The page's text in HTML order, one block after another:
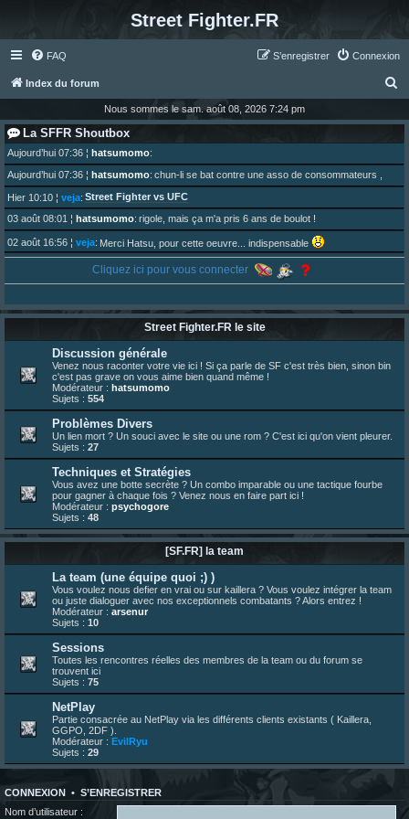
Street Fighter.FR
FAQ Connexion
S’enregistrer
Index du forum
c
e
Nous sommes le sam. août 08, 2026 7:24 pm
La SFFR Shoutbox
Aujourd’hui 07:36 ¦ hatsumomo:
Aujourd’hui 07:36 ¦ hatsumomo: chun-li se bat contre une asso de consommateurs ,
Hier 10:10 ¦ veja: Street Fighter vs UFC
03 août 08:01 ¦ hatsumomo: rigole, mais ça m'a pris 6 ans de boulot !
02 août 16:56 ¦ veja: Merci Hatsu, pour cette oeuvre... indispensable
Vous y trouverez du sesque, de l'humour, du sesque, des combats et plein de lore SF !
01 août 08:08¦hatsumomo:
Aujourd'hui, c'est le yaoi day. Pour la peine je reposte ma dernière fic.
30 juil. 07:22¦hatsumomo:
Un futur indispensable :https://x.com/preterniadotcom/status/20 ... 8820352079
26 juil. 22:09¦hatsumomo:bio de Alex en ligne les gens !
13 juil. 09:53¦hatsumomo
bonjour les amis, je viens de poster ma 1e review de figurine !
23 juin 10:36¦indy:une très chouette SFFR shoutbox !
23 juin 07:30¦hatsumomo:nouvelle trad caniculaire les amis !
23 juin 07:26¦hatsumomo:shoutbox réinitialisée
22 juin 12:27¦indy: Yo !
22 juin 08:49¦veja:Yo
Cliquez ici pour vous connecter
Street Fighter.FR le site
Discussion générale
Venez nous raconter votre vie ici ! Si ça parle de SF c'est très bien, sinon bin
c'est pas grave on vous aime bien quand même !
Modérateur : hatsumomo
Sujets : 554
Problèmes Divers
Un lien mort ? Un souci avec le site ou une rom ? C'est ici qu'on vient pleurer.
Sujets : 27
Techniques et Stratégies
Vous avez une botte secrète ? Un combo imparable ou une tactique fourbe
pour gagner à chaque fois ? Venez nous en faire part ici !
Modérateur : psychogore
Sujets : 48
[SF.FR] la team
La team (une équipe quoi ;) )
Vous voulez nous defier en vrai ou sur kaillera ? Vous voulez intégrer la team
ou juste dialoguer avec nos exceptionnels combatants ? Alors entrez !
Modérateur : arsenur
Sujets : 10
Sessions
Toutes les rencontres réelles des membres de la team ou du forum se
trouvent ici
Sujets : 75
NetPlay
Partie consacrée au NetPlay via les différents clients existants ( Kaillera,
GGPO, 2DF ).
Modérateur : EvilRyu
Sujets : 29
CONNEXION • S’ENREGISTRER
Nom d’utilisateur :